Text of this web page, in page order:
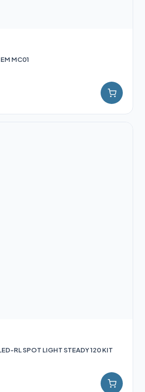
MC01
RL SPOT LIGHT STEADY 120 KIT